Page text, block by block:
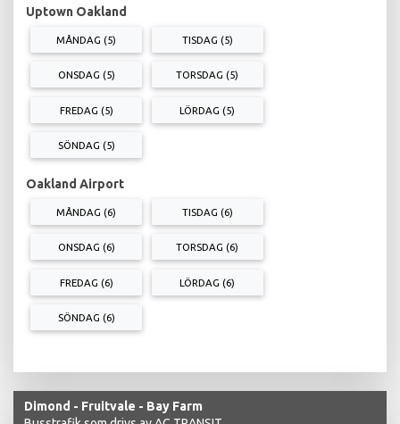
Uptown Oakland
MÅNDAG (5) TISDAG (5)
ONSDAG (5) TORSDAG (5)
FREDAG (5) LÖRDAG (5)
SÖNDAG (5)
Oakland Airport
MÅNDAG (6) TISDAG (6)
ONSDAG (6) TORSDAG (6)
FREDAG (6) LÖRDAG (6)
SÖNDAG (6)
Dimond - Fruitvale - Bay Farm